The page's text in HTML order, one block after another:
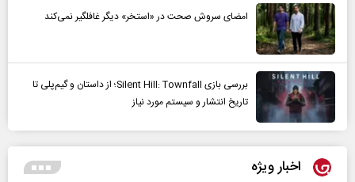
امضای سروش صحت در «استخر» دیگر غافلگیر نمی‌کند
بررسی بازی Silent Hill: Townfall؛ از داستان و گیم‌پلی تا
تاریخ انتشار و سیستم مورد نیاز
اخبار ویژه